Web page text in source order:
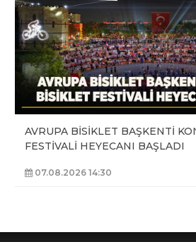
AVRUPA BİSİKLET BAŞKENTİ
FESTİVALİ HEYECANI BAŞLADI
07.08.2026 14:30